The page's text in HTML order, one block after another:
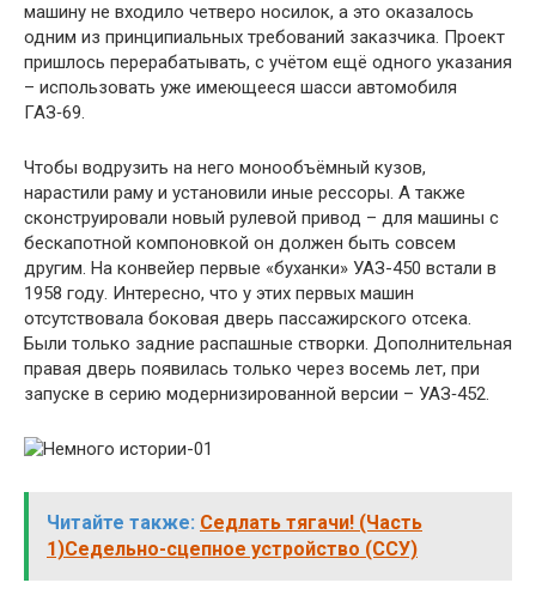
машину не входило четверо носилок, а это оказалось
одним из принципиальных требований заказчика. Проект
пришлось перерабатывать, с учётом ещё одного указания
– использовать уже имеющееся шасси автомобиля
ГАЗ‑69.
Чтобы водрузить на него монообъёмный кузов,
нарастили раму и установили иные рессоры. А также
сконструировали новый рулевой привод – для машины с
бескапотной компоновкой он должен быть совсем
другим. На конвейер первые «буханки» УАЗ-450 встали в
1958 году. Интересно, что у этих первых машин
отсутствовала боковая дверь пассажирского отсека.
Были только задние распашные створки. Дополнительная
правая дверь появилась только через восемь лет, при
запуске в серию модернизированной версии – УАЗ‑452.
Читайте также: Седлать тягачи! (Часть
1)Седельно-сцепное устройство (ССУ)